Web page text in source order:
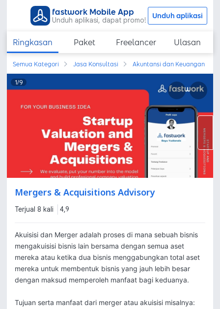
fastwork Mobile App
Unduh aplikasi, dapat promo! Unduh aplikasi
Ringkasan Paket Freelancer Ulasan
Semua Kategori Jasa Konsultasi Akuntansi dan Keuangan
1/9
Mergers & Acquisitions Advisory
Terjual 8 kali 4,9
Akuisisi dan Merger adalah proses di mana sebuah bisnis
mengakuisisi bisnis lain bersama dengan semua aset
mereka atau ketika dua bisnis menggabungkan total aset
mereka untuk membentuk bisnis yang jauh lebih besar
dengan maksud memperoleh manfaat bagi keduanya.
Tujuan serta manfaat dari merger atau akuisisi misalnya: